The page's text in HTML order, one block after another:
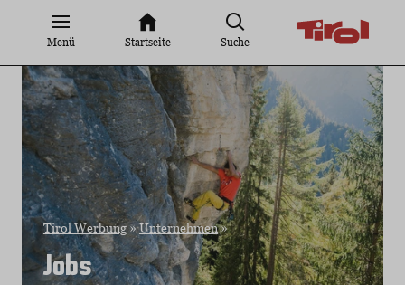
springenMenü Startseite Suche
Tirol Werbung»Unternehmen»
Jobs